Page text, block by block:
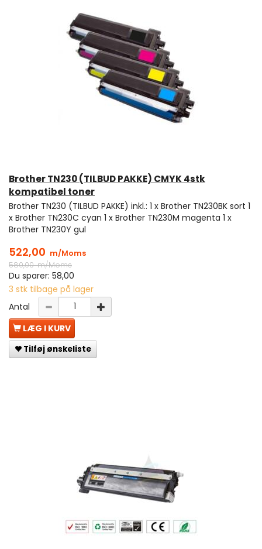
Brother TN230 (TILBUD PAKKE) CMYK 4stk
kompatibel toner
Brother TN230 (TILBUD PAKKE) inkl.: 1 x Brother TN230BK sort 1
x Brother TN230C cyan 1 x Brother TN230M magenta 1 x
Brother TN230Y gul
522,00 m/Moms
580,00m/Moms
Du sparer: 58,00
3 stk tilbage på lager
Antal
LÆG I KURV
Tilføj ønskeliste